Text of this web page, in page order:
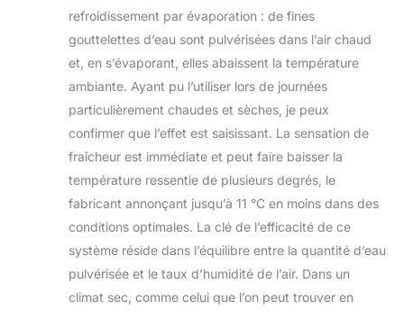
refroidissement par évaporation : de fines
gouttelettes d’eau sont pulvérisées dans l’air chaud
et, en s’évaporant, elles abaissent la température
ambiante. Ayant pu l’utiliser lors de journées
particulièrement chaudes et sèches, je peux
confirmer que l’effet est saisissant. La sensation de
fraîcheur est immédiate et peut faire baisser la
température ressentie de plusieurs degrés, le
fabricant annonçant jusqu’à 11 °C en moins dans des
conditions optimales. La clé de l’efficacité de ce
système réside dans l’équilibre entre la quantité d’eau
pulvérisée et le taux d’humidité de l’air. Dans un
climat sec, comme celui que l’on peut trouver en